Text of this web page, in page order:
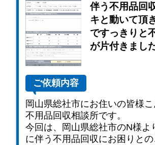
伴う不用品回
キと動いて頂
ですっきりと
が片付きまし
ご依頼内容
岡山県総社市にお住いの皆様こ
不用品回収相談所です。
今回は、岡山県総社市のN様よ
に伴う不用品回収にお困りと